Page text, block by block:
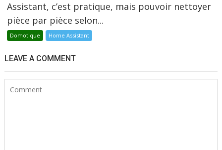
Assistant, c’est pratique, mais pouvoir nettoyer
pièce par pièce selon...
Domotique Home Assistant
LEAVE A COMMENT